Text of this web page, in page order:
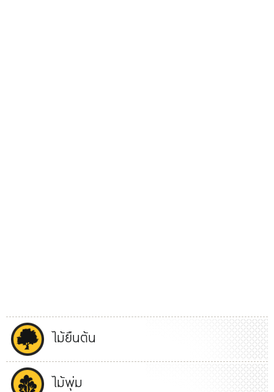
ไม้ยืนต้น
ไม้พุ่ม